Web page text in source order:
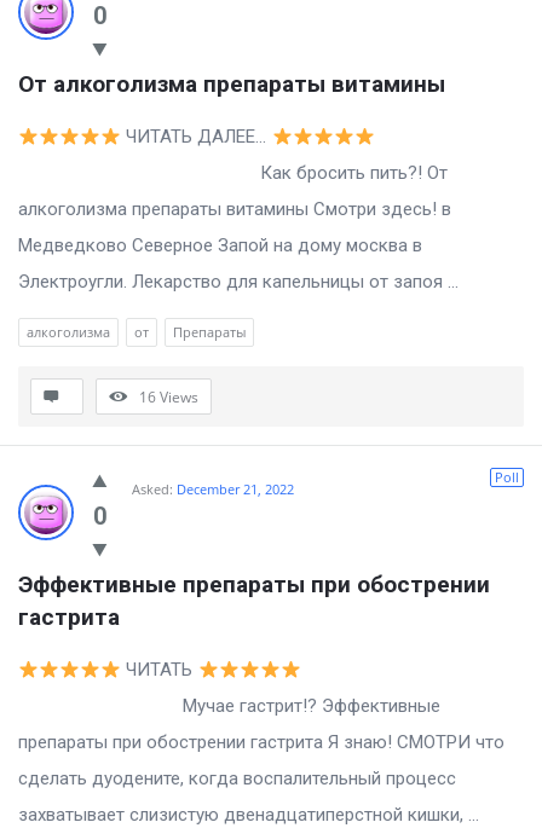
0
От алкоголизма препараты витамины
ЧИТАТЬ ДАЛЕЕ…
Как бросить пить?! От
алкоголизма препараты витамины Смотри здесь! в
Медведково Северное Запой на дому москва в
Электроугли. Лекарство для капельницы от запоя ...
алкоголизма от Препараты
16Views
0
Poll
Asked: December 21, 2022
Эффективные препараты при обострении
гастрита
ЧИТАТЬ
Мучае гастрит!? Эффективные
препараты при обострении гастрита Я знаю! СМОТРИ что
сделать дуодените, когда воспалительный процесс
захватывает слизистую двенадцатиперстной кишки, ...